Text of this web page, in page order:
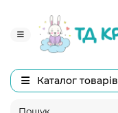
Каталог товарів